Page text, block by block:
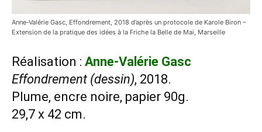
Anne-Valérie Gasc, Effondrement, 2018 d’après un protocole de Karole Biron –
Extension de la pratique des idées à la Friche la Belle de Mai, Marseille
Réalisation : Anne-Valérie Gasc
Effondrement (dessin), 2018.
Plume, encre noire, papier 90g.
29,7 x 42 cm.